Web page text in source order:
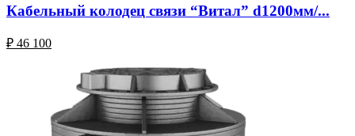
Кабельный колодец связи “Витал” d1200мм/...
₽ 46 100